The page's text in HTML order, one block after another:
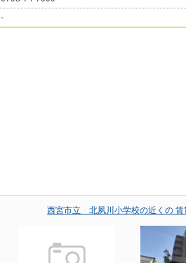
-
西宮市立 北夙川小学校の近くの 賃